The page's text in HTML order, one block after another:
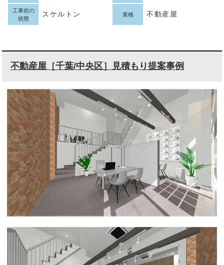
工事前の
状態
スケルトン 業種 不動産屋
不動産屋［千葉/中央区］見積もり提案事例